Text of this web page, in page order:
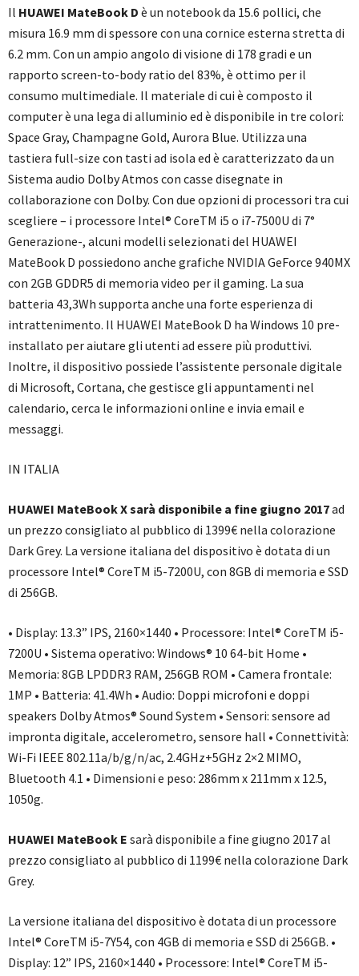
Il HUAWEI MateBook D è un notebook da 15.6 pollici, che
misura 16.9 mm di spessore con una cornice esterna stretta di
6.2 mm. Con un ampio angolo di visione di 178 gradi e un
rapporto screen-to-body ratio del 83%, è ottimo per il
consumo multimediale. Il materiale di cui è composto il
computer è una lega di alluminio ed è disponibile in tre colori:
Space Gray, Champagne Gold, Aurora Blue. Utilizza una
tastiera full-size con tasti ad isola ed è caratterizzato da un
Sistema audio Dolby Atmos con casse disegnate in
collaborazione con Dolby. Con due opzioni di processori tra cui
scegliere – i processore Intel® CoreTM i5 o i7-7500U di 7°
Generazione-, alcuni modelli selezionati del HUAWEI
MateBook D possiedono anche grafiche NVIDIA GeForce 940MX
con 2GB GDDR5 di memoria video per il gaming. La sua
batteria 43,3Wh supporta anche una forte esperienza di
intrattenimento. Il HUAWEI MateBook D ha Windows 10 pre-
installato per aiutare gli utenti ad essere più produttivi.
Inoltre, il dispositivo possiede l’assistente personale digitale
di Microsoft, Cortana, che gestisce gli appuntamenti nel
calendario, cerca le informazioni online e invia email e
messaggi.
IN ITALIA
HUAWEI MateBook X sarà disponibile a fine giugno 2017ad
un prezzo consigliato al pubblico di 1399€ nella colorazione
Dark Grey. La versione italiana del dispositivo è dotata di un
processore Intel® CoreTM i5-7200U, con 8GB di memoria e SSD
di 256GB.
• Display: 13.3” IPS, 2160×1440 • Processore: Intel® CoreTM i5-
7200U • Sistema operativo: Windows® 10 64-bit Home •
Memoria: 8GB LPDDR3 RAM, 256GB ROM • Camera frontale:
1MP • Batteria: 41.4Wh • Audio: Doppi microfoni e doppi
speakers Dolby Atmos® Sound System • Sensori: sensore ad
impronta digitale, accelerometro, sensore hall • Connettività:
Wi-Fi IEEE 802.11a/b/g/n/ac, 2.4GHz+5GHz 2×2 MIMO,
Bluetooth 4.1 • Dimensioni e peso: 286mm x 211mm x 12.5,
1050g.
HUAWEI MateBook E sarà disponibile a fine giugno 2017 al
prezzo consigliato al pubblico di 1199€ nella colorazione Dark
Grey.
La versione italiana del dispositivo è dotata di un processore
Intel® CoreTM i5-7Y54, con 4GB di memoria e SSD di 256GB. •
Display: 12” IPS, 2160×1440 • Processore: Intel® CoreTM i5-